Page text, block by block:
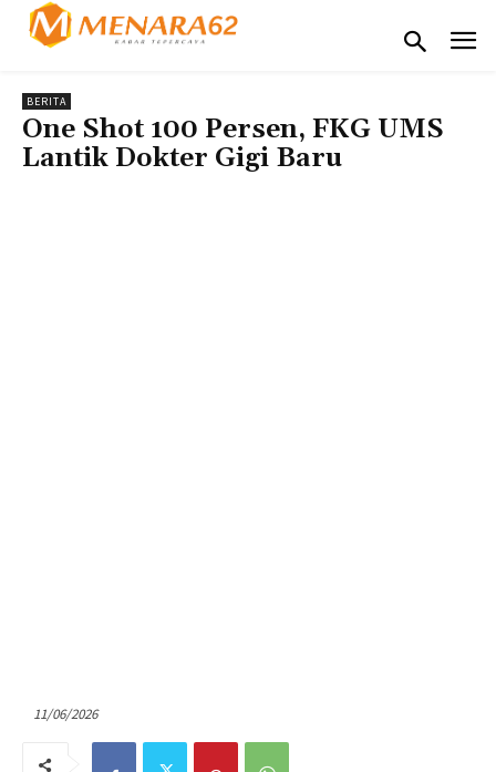
BERITA
One Shot 100 Persen, FKG UMS
Lantik Dokter Gigi Baru
11/06/2026